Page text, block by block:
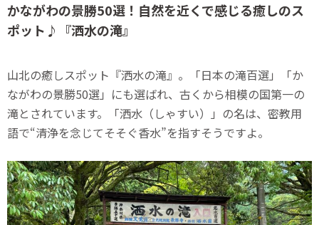
かながわの景勝50選！自然を近くで感じる癒しのス
ポット♪『洒水の滝』
山北の癒しスポット『洒水の滝』。「日本の滝百選」「か
ながわの景勝50選」にも選ばれ、古くから相模の国第一の
滝とされています。「洒水（しゃすい）」の名は、密教用
語で“清浄を念じてそそぐ香水”を指すそうですよ。